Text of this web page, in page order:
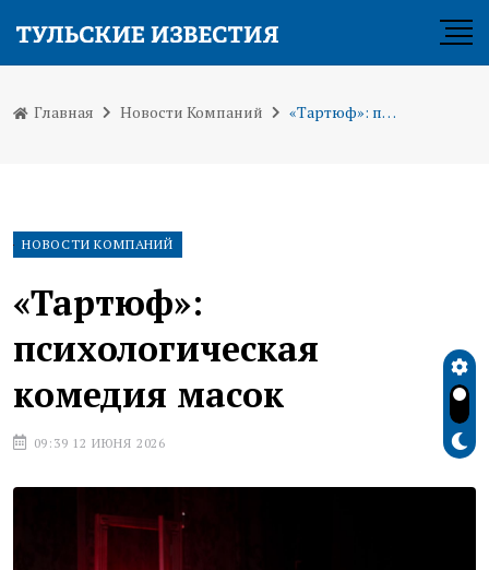
Главная Новости Компаний «Тартюф»: психологическая комедия масок
НОВОСТИ КОМПАНИЙ
«Тартюф»:
психологическая
комедия масок
09:39 12 ИЮНЯ 2026